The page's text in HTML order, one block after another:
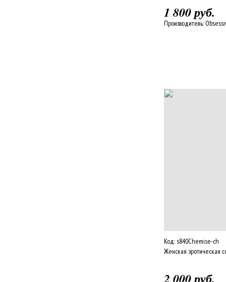
1 800 руб.
Производитель:
Код:s840Chemise-ch
Женская эротическая
2 000 руб.